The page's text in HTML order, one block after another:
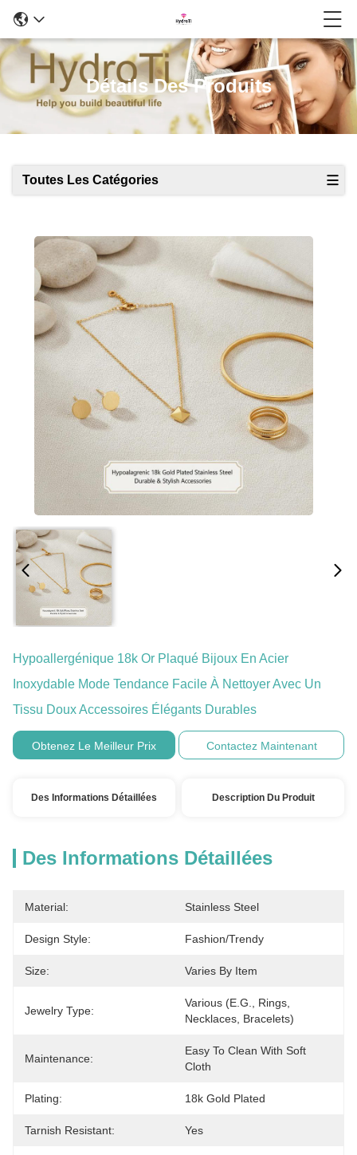
Détails Des Produits
Toutes Les Catégories
Hypoallergénique 18k Or Plaqué Bijoux En Acier
Inoxydable Mode Tendance Facile À Nettoyer Avec Un
Tissu Doux Accessoires Élégants Durables
Obtenez Le Meilleur Prix Contactez Maintenant
Des Informations Détaillées Description Du Produit
Des Informations Détaillées
Material: Stainless Steel
Design Style: Fashion/Trendy
Size: Varies By Item
Jewelry Type:
Various (e.g., Rings,
Necklaces, Bracelets)
Maintenance:
Easy To Clean With Soft
Cloth
Plating: 18k Gold Plated
Tarnish Resistant: Yes